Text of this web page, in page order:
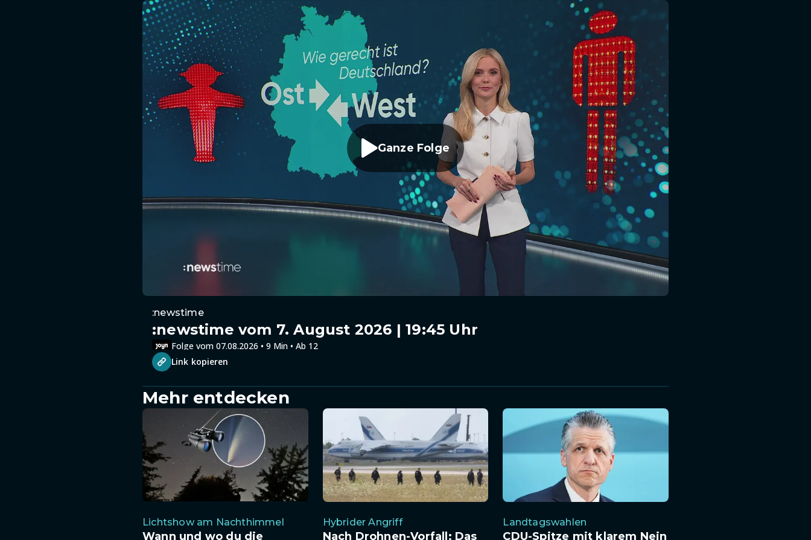
Ganze Folge
:newstime
:newstime vom 7. August 2026 | 19:45 Uhr
Folge vom 07.08.2026 • 9 Min • Ab 12
Link kopieren
Mehr entdecken
Lichtshow am Nachthimmel
Wann und wo du die
Hybrider Angriff
Nach Drohnen-Vorfall: Das
Landtagswahlen
CDU-Spitze mit klarem Nein